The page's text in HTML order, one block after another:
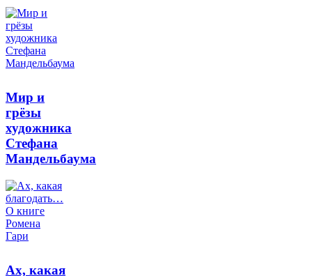
Мир и
грёзы
художника
Стефана
Мандельбаума
Ах, какая